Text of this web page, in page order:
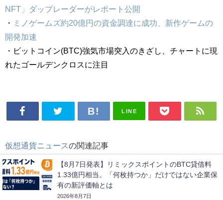
NFT」ダップレーダーがレポート公開
・
ミノゲームズ約20億円の資金調達に成功、新作ゲームの
開発加速
・ビットコイン(BTC)強気市場突入のきざし、チャートに現
れたゴールデンクロスに注目
LINE
仮想通貨ニュースの関連記事
【8月7日発表】リミックスポイントのBTC貸借料
1.33億円相当。「何枚持つか」だけではない企業保
有の新評価軸とは
2026年8月7日